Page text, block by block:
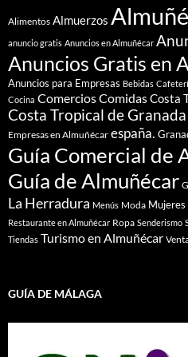
Alimentos Almuerzos
anuncio gratis Anuncios en Almuñécar
Anuncios Gratis en
Anuncios para Empresas Bebidas
Cocina ComerciosComidasCosta
Costa Tropical de Granada
Empresas en Almuñécar españa.
Guía Comercial de
Guía de Almuñécar
La Herradura Menús Moda Mujeres
Restaurante en Almuñécar Ropa Senderismo
Tiendas Turismo en Almuñécar
GUÍA DE MÁLAGA